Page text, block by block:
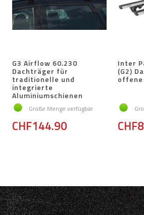
G3 Airflow 60.230
Dachträger für
traditionelle und
integrierte
Aluminiumschienen
Große Menge verfügbar
CHF144.90
Inter
(G2)
offene